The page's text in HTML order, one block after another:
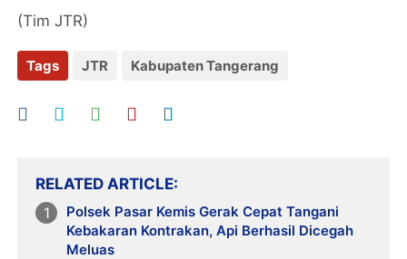
(Tim JTR)
Tags JTR Kabupaten Tangerang
RELATED ARTICLE
Polsek Pasar Kemis Gerak Cepat Tangani
Kebakaran Kontrakan, Api Berhasil Dicegah
Meluas